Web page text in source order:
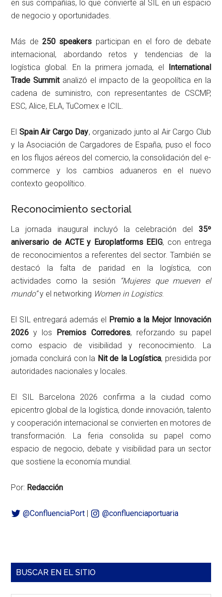
en sus compañías, lo que convierte al SIL en un espacio
de negocio y oportunidades.
Más de250 speakers participan en el foro de debate
internacional, abordando retos y tendencias de la
logística global. En la primera jornada, el International
Trade Summitanalizó el impacto de la geopolítica en la
cadena de suministro, con representantes de CSCMP,
ESC, Alice, ELA, TuComex e ICIL.
El Spain Air Cargo Day, organizado junto al Air Cargo Club
y la Asociación de Cargadores de España, puso el foco
en los flujos aéreos del comercio, la consolidación del e-
commerce y los cambios aduaneros en el nuevo
contexto geopolítico.
Reconocimiento sectorial
La jornada inaugural incluyó la celebración del 35º
aniversario de ACTE y Europlatforms EEIG, con entrega
de reconocimientos a referentes del sector. También se
destacó la falta de paridad en la logística, con
actividades como la sesión
“Mujeres que mueven el
mundo”y el networking Women in Logistics.
El SIL entregará además el Premio a la Mejor Innovación
2026 y los Premios Corredores, reforzando su papel
como espacio de visibilidad y reconocimiento. La
jornada concluirá con la Nit de la Logística, presidida por
autoridades nacionales y locales.
El SIL Barcelona 2026 confirma a la ciudad como
epicentro global de la logística, donde innovación, talento
y cooperación internacional se convierten en motores de
transformación. La feria consolida su papel como
espacio de negocio, debate y visibilidad para un sector
que sostiene la economía mundial.
Por: Redacción
@ConfluenciaPort | @confluenciaportuaria
Barra
BUSCAR EN EL SITIO